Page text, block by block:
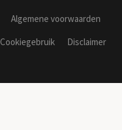
Algemene voorwaarden
Cookiegebruik
Disclaimer